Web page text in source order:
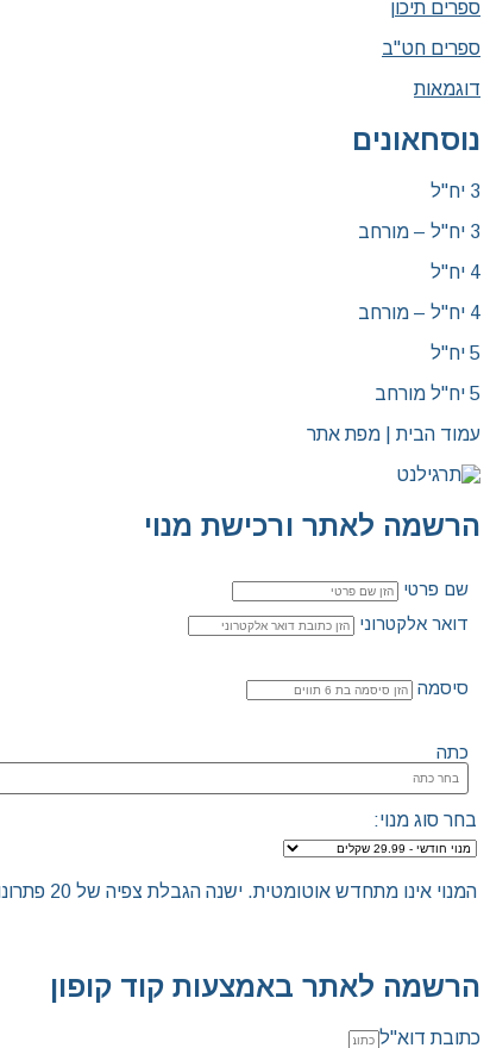
ספרים תיכון
ספרים חט"ב
דוגמאות
נוסחאונים
3 יח"ל
3 יח"ל – מורחב
4 יח"ל
4 יח"ל – מורחב
5 יח"ל
5 יח"ל מורחב
עמוד הבית | מפת אתר
הרשמה לאתר ורכישת מנוי
שם פרטי
דואר אלקטרוני
סיסמה
כתה
בחר סוג מנוי:
המנוי אינו מתחדש אוטומטית. ישנה הגבלת צפיה של 20 פתרונות ביום.האתר הינו "שומר שבת", לא ניתן להכנס לאתר ולצפות בפתרונות החל מכניסת שבת/חג ועד לצאת שבת/חג.
הרשמה לאתר באמצעות קוד קופון
כתובת דוא"ל